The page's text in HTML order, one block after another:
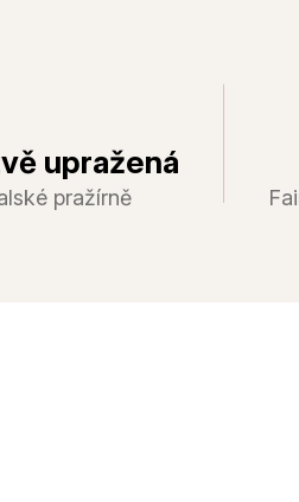
upražená
pražírně